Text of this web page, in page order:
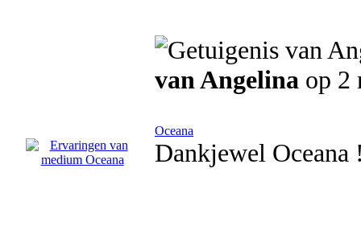
van Angelina op 2
Oceana
Dankjewel Oceana